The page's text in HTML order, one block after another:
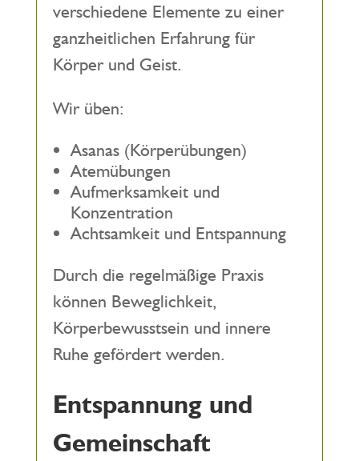
verschiedene Elemente zu einer
ganzheitlichen Erfahrung für
Körper und Geist.
Wir üben:
Asanas (Körperübungen)
Atemübungen
Aufmerksamkeit und
Konzentration
Achtsamkeit und Entspannung
Durch die regelmäßige Praxis
können Beweglichkeit,
Körperbewusstsein und innere
Ruhe gefördert werden.
Entspannung und
Gemeinschaft